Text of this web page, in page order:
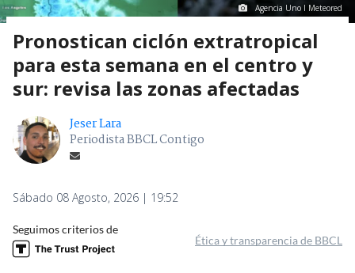
Agencia Uno I Meteored
Pronostican ciclón extratropical
para esta semana en el centro y
sur: revisa las zonas afectadas
Jeser Lara
Periodista BBCL Contigo
Sábado 08 Agosto, 2026 | 19:52
Seguimos criterios de
Ética y transparencia de BBCL